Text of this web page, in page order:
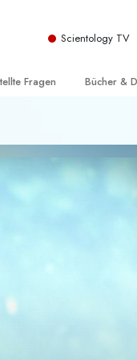
Scientology TV
Fragen
Scientology Kirche
Bücher &
Die